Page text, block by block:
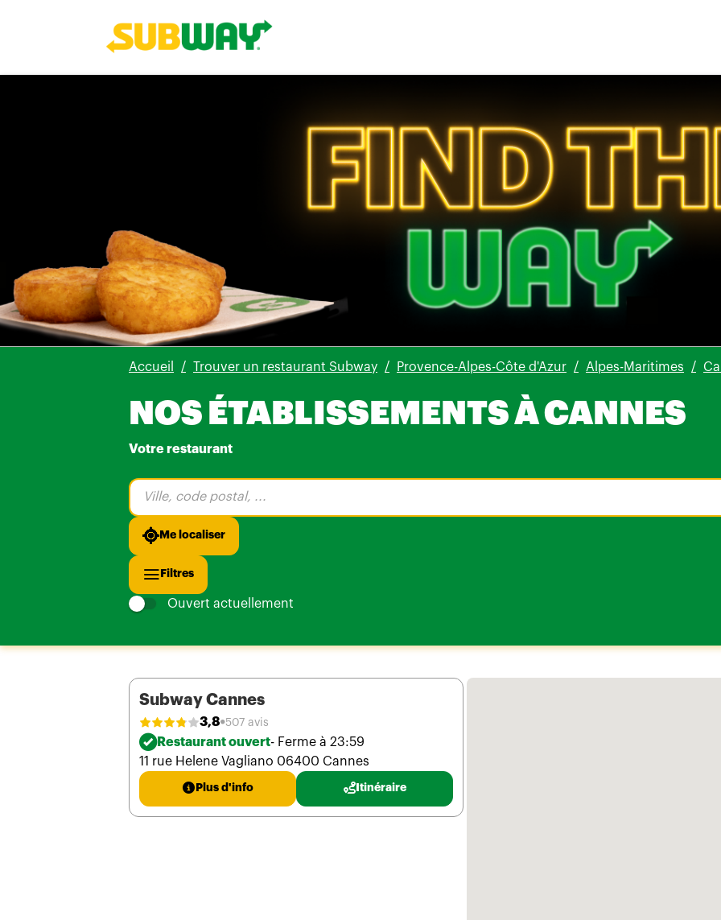
Accueil Trouver un restaurant Subway Provence-Alpes-Côte d'Azur Alpes-Maritimes
NOS ÉTABLISSEMENTS À CANNES
Votre restaurant
Veuillez
renseigner
une
adresse
Me localiser
Filtres
Ouvert actuellement
Subway Cannes
3,8 507 avis
Restaurant ouvert- Ferme à 23:59
11 rue Helene Vagliano 06400 Cannes
Plus d'info Itinéraire